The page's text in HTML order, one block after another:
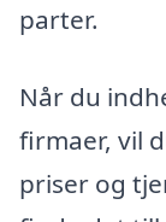
parter.
Når du
firmaer, vil
priser og